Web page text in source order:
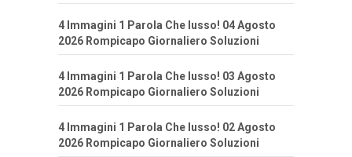
4 Immagini 1 Parola Che lusso! 04 Agosto
2026 Rompicapo Giornaliero Soluzioni
4 Immagini 1 Parola Che lusso! 03 Agosto
2026 Rompicapo Giornaliero Soluzioni
4 Immagini 1 Parola Che lusso! 02 Agosto
2026 Rompicapo Giornaliero Soluzioni